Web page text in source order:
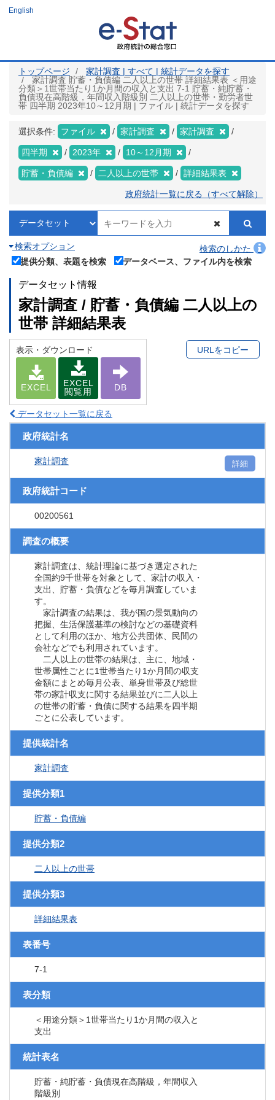
ツ
English
トップページ
家計調査 | すべて | 統計データを探す
家計調査 貯蓄・負債編 二人以上の世帯 詳細結果表 ＜用途
分類＞1世帯当たり1か月間の収入と支出 7-1 貯蓄・純貯蓄・
負債現在高階級，年間収入階級別 二人以上の世帯・勤労者世
帯 四半期 2023年10～12月期 | ファイル | 統計データを探す
選択条件: ファイル 家計調査 家計調査
四半期 2023年 10～12月期
貯蓄・負債編 二人以上の世帯 詳細結果表
政府統計一覧に戻る（すべて解除）
検索オプション
検索のしかた
提供分類、表題を検索
データベース、ファイル内を検索
データセット情報
家計調査 / 貯蓄・負債編 二人以上の
世帯 詳細結果表
表示・ダウンロード
EXCEL
EXCEL
閲覧用
DB
URLをコピー
データセット一覧に戻る
政府統計名
家計調査 詳細
政府統計コード
00200561
調査の概要
家計調査は、統計理論に基づき選定された
全国約9千世帯を対象として、家計の収入・
支出、貯蓄・負債などを毎月調査していま
す。
家計調査の結果は、我が国の景気動向の
把握、生活保護基準の検討などの基礎資料
として利用のほか、地方公共団体、民間の
会社などでも利用されています。
二人以上の世帯の結果は、主に、地域・
世帯属性ごとに1世帯当たり1か月間の収支
金額にまとめ毎月公表、単身世帯及び総世
帯の家計収支に関する結果並びに二人以上
の世帯の貯蓄・負債に関する結果を四半期
ごとに公表しています。
提供統計名
家計調査
提供分類1
貯蓄・負債編
提供分類2
二人以上の世帯
提供分類3
詳細結果表
表番号
7-1
表分類
＜用途分類＞1世帯当たり1か月間の収入と
支出
統計表名
貯蓄・純貯蓄・負債現在高階級，年間収入
階級別